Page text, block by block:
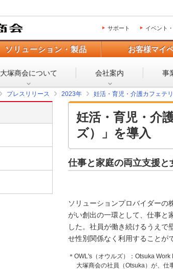
サポート イベント
ソリューション・製品 お客様マイ
大塚商会について 会社案内 事
プレスリリース 2023年 妊活・育児・介護カフェテ
妊活・育児・介
ズ）」を導入
仕事と家庭の両立支援
ソリューションプロバイダーの
がい創出の一環として、仕事と
した。社員が働き続けるうえ
せ性別関係なく利用することが
＊OWL's（オウルズ）：Otsuka
大塚商会の社員（Otsuka）が、仕